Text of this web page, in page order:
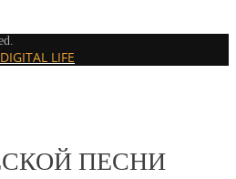
DIGITAL LIFE
ПЕСНИ